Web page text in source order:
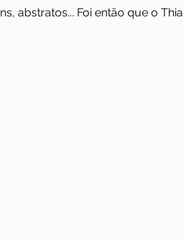
abstratos... Foi então que o